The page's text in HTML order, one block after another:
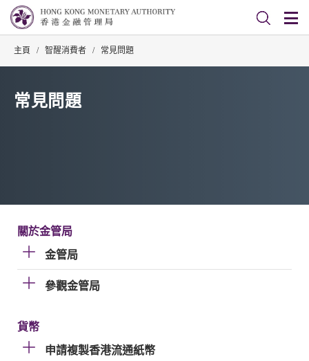
主頁 / 智醒消費者 / 常見問題
常見問題
關於金管局
金管局
參觀金管局
貨幣
申請複製香港流通紙幣